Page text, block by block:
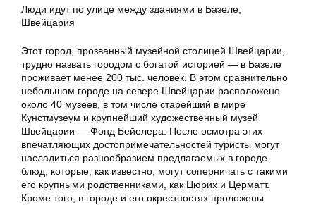
Люди идут по улице между зданиями в Базеле,
Швейцария
Этот город, прозванный музейной столицей Швейцарии,
трудно назвать городом с богатой историей — в Базеле
проживает менее 200 тыс. человек. В этом сравнительно
небольшом городе на севере Швейцарии расположено
около 40 музеев, в том числе старейший в мире
Кунстмузеум и крупнейший художественный музей
Швейцарии — Фонд Бейелера. После осмотра этих
впечатляющих достопримечательностей туристы могут
насладиться разнообразием предлагаемых в городе
блюд, которые, как известно, могут соперничать с такими
его крупными родственниками, как Цюрих и Церматт.
Кроме того, в городе и его окрестностях проложены